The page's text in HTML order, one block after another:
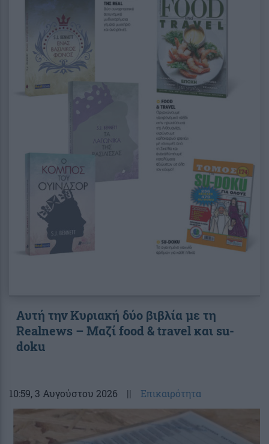
Αυτή την Κυριακή δύο βιβλία με τη
Realnews – Μαζί food & travel και su-
doku
10:59, 3 Αυγούστου 2026 || Επικαιρότητα